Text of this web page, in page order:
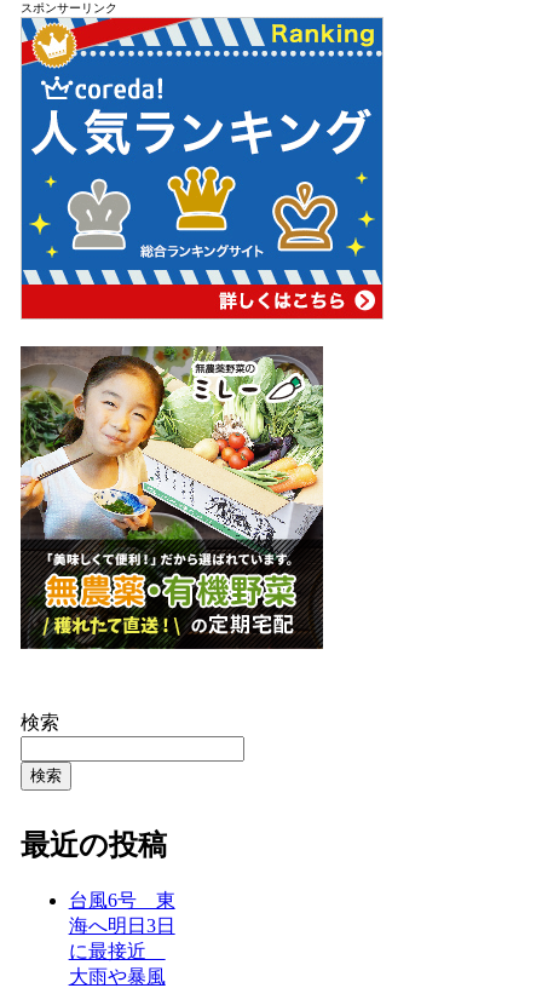
スポンサーリンク
検索
検索
最近の投稿
台風6号 東
海へ明日3日
に最接近
大雨や暴風